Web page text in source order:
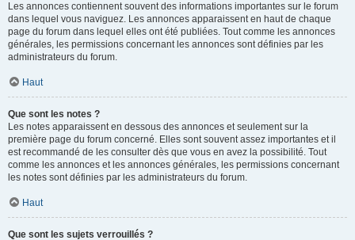
Les annonces contiennent souvent des informations importantes sur le forum
dans lequel vous naviguez. Les annonces apparaissent en haut de chaque
page du forum dans lequel elles ont été publiées. Tout comme les annonces
générales, les permissions concernant les annonces sont définies par les
administrateurs du forum.
Haut
Que sont les notes ?
Les notes apparaissent en dessous des annonces et seulement sur la
première page du forum concerné. Elles sont souvent assez importantes et il
est recommandé de les consulter dès que vous en avez la possibilité. Tout
comme les annonces et les annonces générales, les permissions concernant
les notes sont définies par les administrateurs du forum.
Haut
Que sont les sujets verrouillés ?